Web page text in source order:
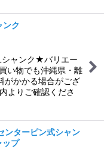
ンク
ャンク★バリエー
い物でも沖縄県・離
がかかる場合がござ
よりご確認くださ
ンターピン式シャン
ップ